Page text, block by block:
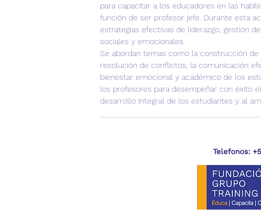
para capacitar a los educadores en las
función de ser profesor jefe. Durante esta
estrategias efectivas de liderazgo, gestión
sociales y emocionales.
Se abordan temas como la construcción
resolución de conflictos, la comunicación
bienestar emocional y académico de los
los profesores para desempeñar con éxito
desarrollo integral de los estudiantes y al
Telefonos: